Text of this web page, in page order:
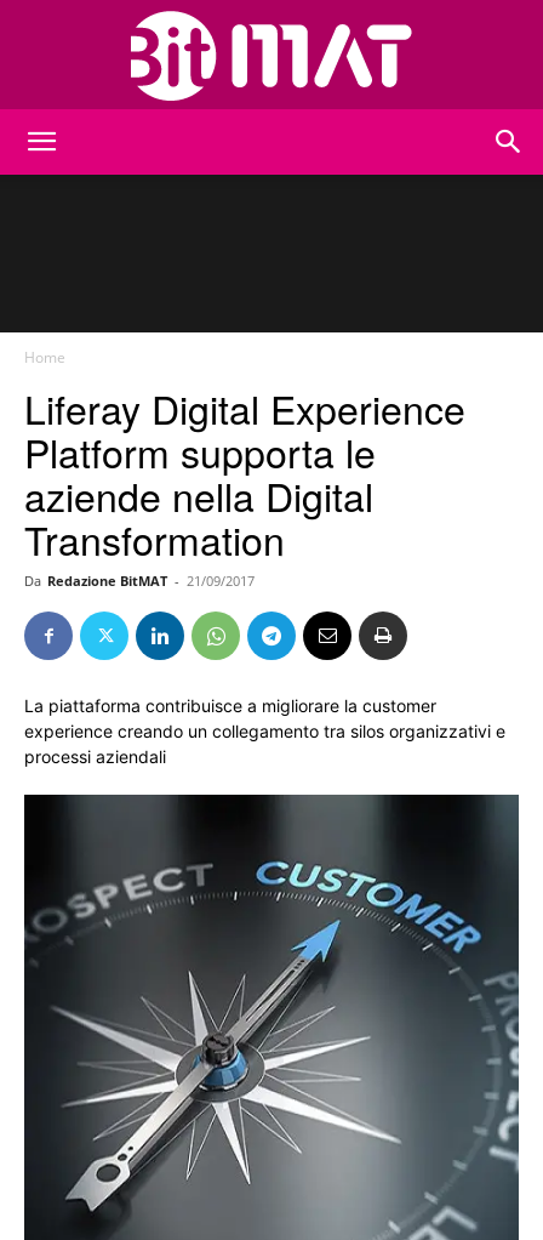
Home
Liferay Digital Experience
Platform supporta le
aziende nella Digital
Transformation
Da Redazione BitMAT - 21/09/2017
La piattaforma contribuisce a migliorare la customer
experience creando un collegamento tra silos organizzativi e
processi aziendali